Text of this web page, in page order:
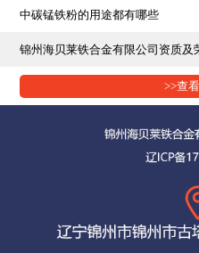
中碳锰铁粉的用途都有哪些
锦州海贝莱铁合金有限公司资质及
>>查